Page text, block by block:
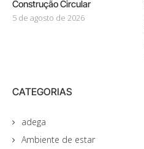
Construção Circular
5 de agosto de 2026
CATEGORIAS
adega
Ambiente de estar